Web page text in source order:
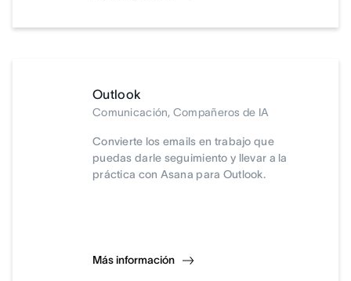
Outlook
Comunicación, Compañeros de IA
Convierte los emails en trabajo que
puedas darle seguimiento y llevar a la
práctica con Asana para Outlook.
Más información